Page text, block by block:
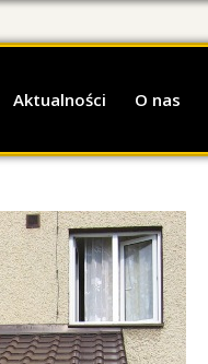
Aktualności O nas